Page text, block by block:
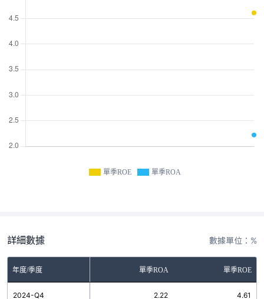
單季ROE 單季ROA
詳細數據 數據單位：%
年度/季度 單季ROA 單季ROE
2024-Q4 2.22 4.61